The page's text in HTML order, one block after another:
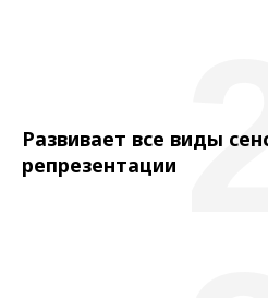
Развивает все виды
репрезентации